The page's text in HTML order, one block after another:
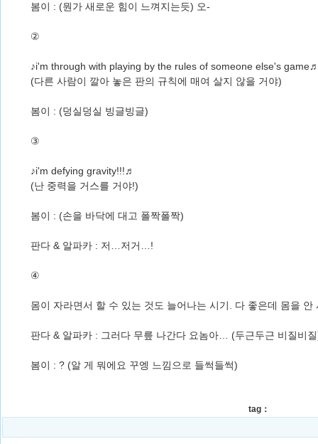
봄이 : (뭔가 새로운 힘이 느껴지는듯) 오-
②
♪i'm through with playing by the rules of someone else's
(다른 사람이 깔아 놓은 판의 규칙에 매여 살지 않을 거야)
봄이 : (덩실덩실 빙글빙글)
③
♪i'm defying gravity!!!♬
(난 중력을 거스를 거야!)
봄이 : (손을 바닥에 대고 폴짝폴짝)
판다 & 알파카 : 저…저거…!
④
몸이 자라면서 할 수 있는 것도 늘어나는 시기. 다 좋은데 몸을 안
판다 & 알파카 : 그러다 무릎 나간다 요놈아… (두근두근 비질비
봄이 : ? (알 게 뭐에요 꾸엥 느낌으로 들썩들썩)
tag：